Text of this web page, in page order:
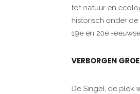
tot natuur en
historisch onder
19e en 20e -
VERBORGEN
De Singel, de plek